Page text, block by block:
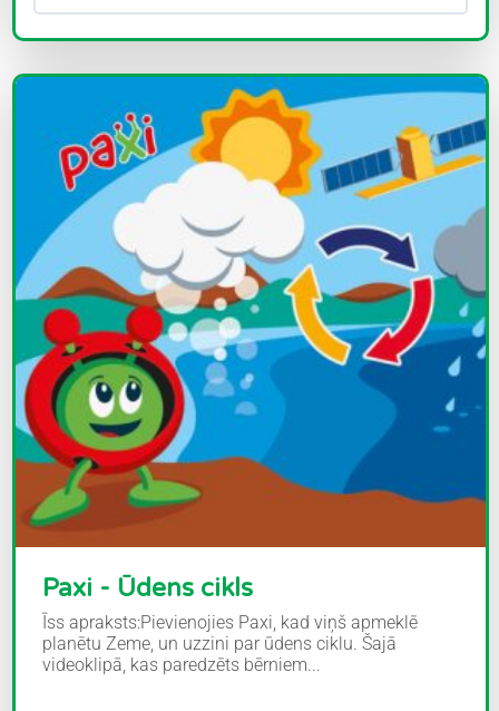
Paxi - Ūdens cikls
Īss apraksts:Pievienojies Paxi, kad viņš apmeklē
planētu Zeme, un uzzini par ūdens ciklu. Šajā
videoklipā, kas paredzēts bērniem...